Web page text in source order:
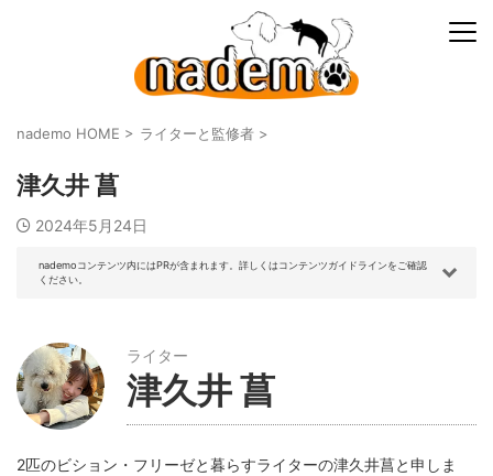
nademo HOME > ライターと監修者 >
津久井 菖
2024年5月24日
nademoコンテンツ内にはPRが含まれます。詳しくはコンテンツガイドラインをご確認
ください。
ライター
津久井 菖
2匹のビション・フリーゼと暮らすライターの津久井菖と申しま